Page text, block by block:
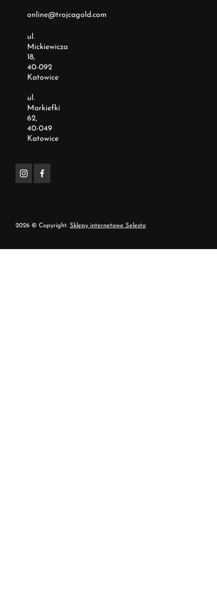
online@trojcagold.com
ul.
Mickiewicza
18,
40-092
Katowice
ul.
Markiefki
62,
40-049
Katowice
2026 © Copyright. Sklepy internetowe Selesto